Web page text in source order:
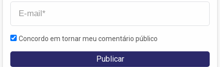
Concordo em tornar meu comentário público